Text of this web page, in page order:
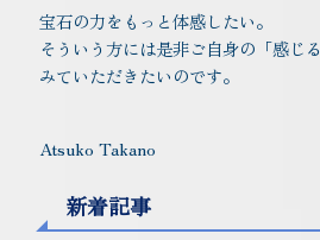
宝石の力をもっと体感したい。
そういう方には是非ご自身の「感じ
みていただきたいのです。
Atsuko Takano
新着記事